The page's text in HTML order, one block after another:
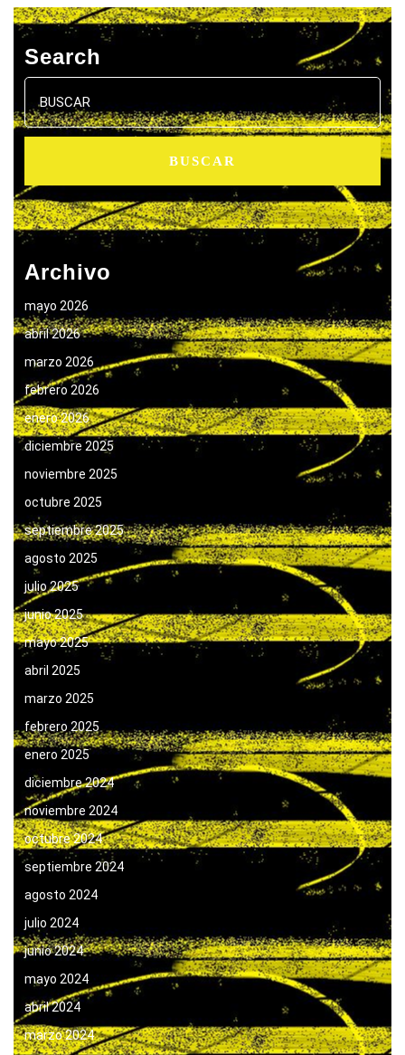
Search
Buscar:
Archivo
mayo 2026
abril 2026
marzo 2026
febrero 2026
enero 2026
diciembre 2025
noviembre 2025
octubre 2025
septiembre 2025
agosto 2025
julio 2025
junio 2025
mayo 2025
abril 2025
marzo 2025
febrero 2025
enero 2025
diciembre 2024
noviembre 2024
octubre 2024
septiembre 2024
agosto 2024
julio 2024
junio 2024
mayo 2024
abril 2024
marzo 2024